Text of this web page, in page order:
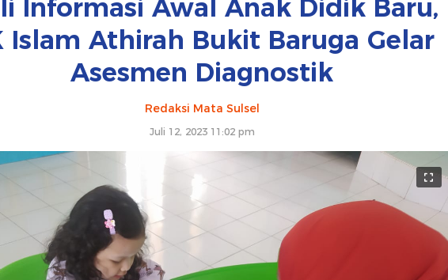
Informasi Awal Anak Didik Baru,
Islam Athirah Bukit Baruga Gelar
Asesmen Diagnostik
Redaksi Mata Sulsel
Juli 12, 2023 11:02 pm